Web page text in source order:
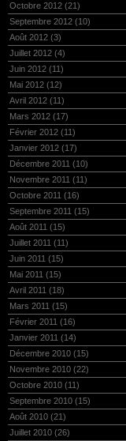
Octobre 2012 (21)
Septembre 2012 (10)
Août 2012 (3)
Juillet 2012 (4)
Juin 2012 (11)
Mai 2012 (12)
Avril 2012 (11)
Mars 2012 (17)
Février 2012 (11)
Janvier 2012 (17)
Décembre 2011 (10)
Novembre 2011 (11)
Octobre 2011 (16)
Septembre 2011 (15)
Août 2011 (15)
Juillet 2011 (11)
Juin 2011 (15)
Mai 2011 (15)
Avril 2011 (18)
Mars 2011 (15)
Février 2011 (16)
Janvier 2011 (14)
Décembre 2010 (15)
Novembre 2010 (22)
Octobre 2010 (11)
Septembre 2010 (15)
Août 2010 (21)
Juillet 2010 (26)